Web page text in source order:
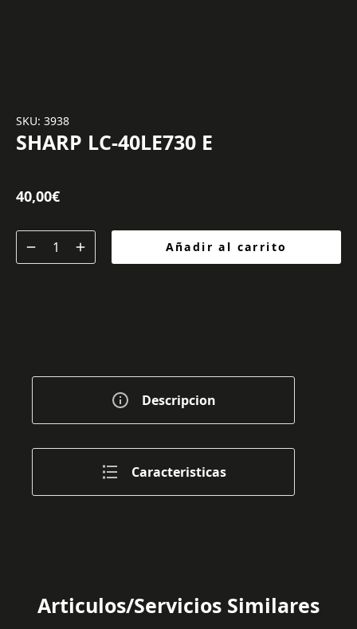
SKU: 3938
SHARP LC-40LE730 E
40,00€
Añadir al carrito
Descripcion
Caracteristicas
Articulos/Servicios Similares